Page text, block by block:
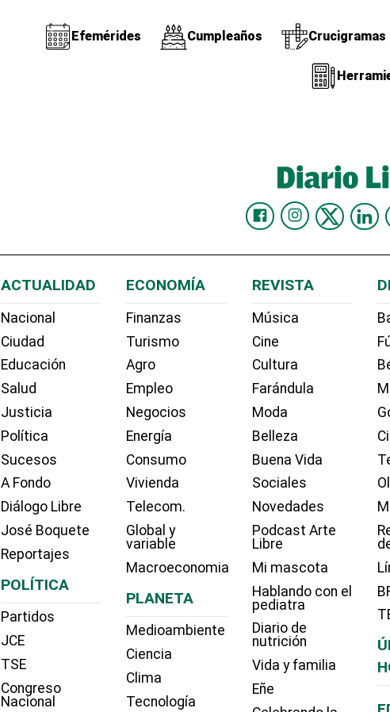
Efemérides Cumpleaños Crucigramas
ACTUALIDAD
Nacional
Ciudad
Educación
Salud
Justicia
Política
Sucesos
A Fondo
Diálogo Libre
José Boquete
Reportajes
POLÍTICA
Partidos
JCE
TSE
Congreso
Nacional
ECONOMÍA
Finanzas
Turismo
Agro
Empleo
Negocios
Energía
Consumo
Vivienda
Telecom.
Global y
variable
Macroeconomia
PLANETA
Medioambiente
Ciencia
Clima
Tecnología
REVISTA
Música
Cine
Cultura
Farándula
Moda
Belleza
Buena Vida
Sociales
Novedades
Podcast Arte
Libre
Mi mascota
Hablando con el
pediatra
Diario de
nutrición
Vida y familia
Eñe